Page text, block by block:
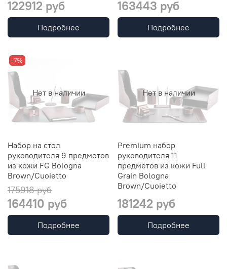
122912 руб
Подробнее
163443 руб
Подробнее
Нет в наличии
-7%
Набор на стол
руководителя 9 предметов
из кожи FG Bologna
Brown/Cuoietto
175918 руб
164410 руб
Подробнее
Нет в наличии
Premium набор
руководителя 11
предметов из кожи Full
Grain Bologna
Brown/Cuoietto
181242 руб
Подробнее